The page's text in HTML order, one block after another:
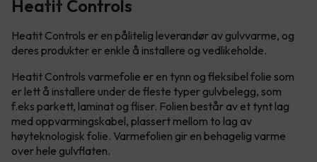
Heatit Controls
Heatit Controls er en pålitelig leverandør av gulvvarme, og
deres produkter er enkle å installere og vedlikeholde.
Heatit Controls varmefolie er en tynn og fleksibel folie som
er lett å installere under de fleste typer gulvbelegg, som
f.eks parkett, laminat og fliser. Folien består av et tynt lag
med oppvarmingskabel, plassert mellom to lag av
høyteknologisk folie. Varmefolien gir en behagelig varme
over hele gulvflaten.